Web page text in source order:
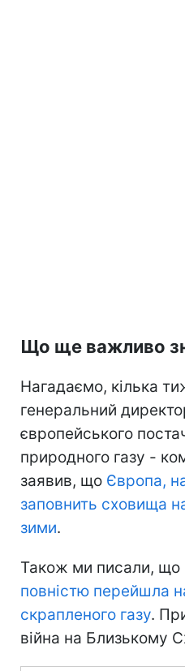
Що ще важливо
Нагадаємо, кілька
генеральний
європейського
природного газу -
заявив, що Європа,
заповнить сховища
зими.
Також ми писали, що
повністю перейшла
скрапленого газу.
війна на Близькому